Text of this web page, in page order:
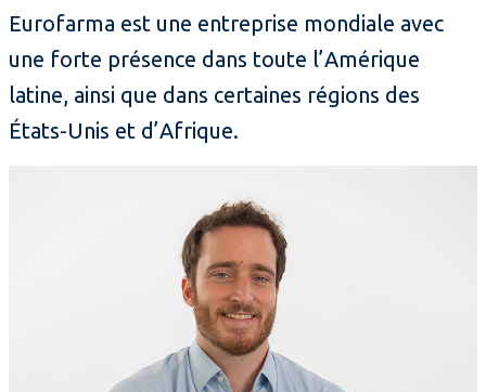
Eurofarma est une entreprise mondiale avec
une forte présence dans toute l’Amérique
latine, ainsi que dans certaines régions des
États-Unis et d’Afrique.